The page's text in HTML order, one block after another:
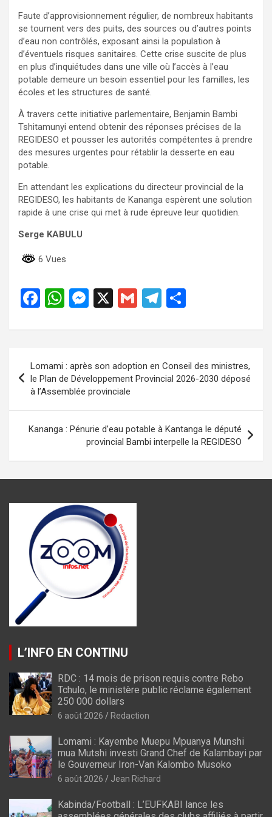
Faute d’approvisionnement régulier, de nombreux habitants
se tournent vers des puits, des sources ou d’autres points
d’eau non contrôlés, exposant ainsi la population à
d’éventuels risques sanitaires. Cette crise suscite de plus
en plus d’inquiétudes dans une ville où l’accès à l’eau
potable demeure un besoin essentiel pour les familles, les
écoles et les structures de santé.
À travers cette initiative parlementaire, Benjamin Bambi
Tshitamunyi entend obtenir des réponses précises de la
REGIDESO et pousser les autorités compétentes à prendre
des mesures urgentes pour rétablir la desserte en eau
potable.
En attendant les explications du directeur provincial de la
REGIDESO, les habitants de Kananga espèrent une solution
rapide à une crise qui met à rude épreuve leur quotidien.
Serge KABULU
6 Vues
F
ce
o
o
k
W
at
A
p
p
M
se
g
er
X
G
ail
T
e
a
ta
er
de
l’article
Lomami : après son adoption en Conseil des ministres,
le Plan de Développement Provincial 2026-2030 déposé
à l’Assemblée provinciale
Kananga : Pénurie d’eau potable à Kantanga le député
provincial Bambi interpelle la REGIDESO
L’INFO EN CONTINU
RDC : 14 mois de prison requis contre Rebo
Tchulo, le ministère public réclame également
250 000 dollars
6 août 2026 Redaction
Lomami : Kayembe Muepu Mpuanya Munshi
mua Mutshi investi Grand Chef de Kalambayi par
le Gouverneur Iron-Van Kalombo Musoko
6 août 2026 Jean Richard
Kabinda/Football : L’EUFKABI lance les